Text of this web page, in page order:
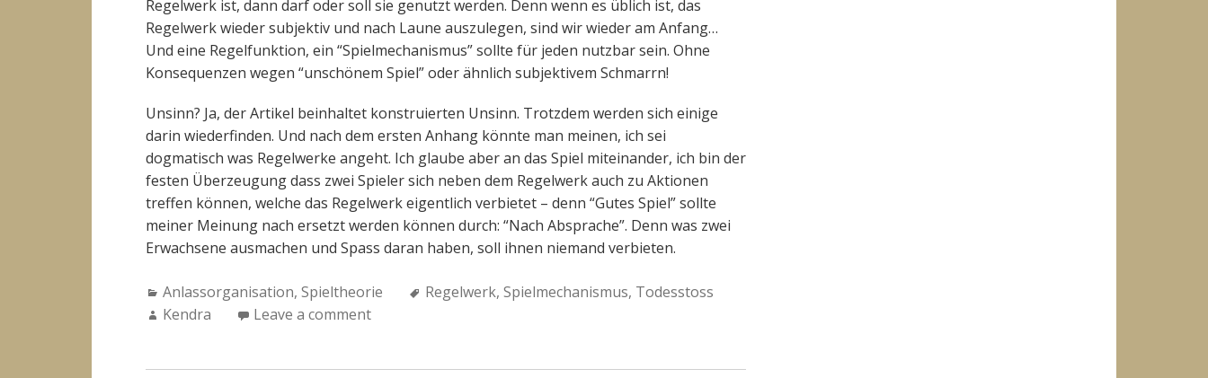
Regelwerk ist, dann darf oder soll sie genutzt werden. Denn wenn es üblich ist, das
Regelwerk wieder subjektiv und nach Laune auszulegen, sind wir wieder am Anfang…
Und eine Regelfunktion, ein “Spielmechanismus” sollte für jeden nutzbar sein. Ohne
Konsequenzen wegen “unschönem Spiel” oder ähnlich subjektivem Schmarrn!
Unsinn? Ja, der Artikel beinhaltet konstruierten Unsinn. Trotzdem werden sich einige
darin wiederfinden. Und nach dem ersten Anhang könnte man meinen, ich sei
dogmatisch was Regelwerke angeht. Ich glaube aber an das Spiel miteinander, ich bin der
festen Überzeugung dass zwei Spieler sich neben dem Regelwerk auch zu Aktionen
treffen können, welche das Regelwerk eigentlich verbietet – denn “Gutes Spiel” sollte
meiner Meinung nach ersetzt werden können durch: “Nach Absprache”. Denn was zwei
Erwachsene ausmachen und Spass daran haben, soll ihnen niemand verbieten.
Categories:
Anlassorganisation, Spieltheorie Tags:
Regelwerk, Spielmechanismus, Todesstoss
Author:
Kendra Leave a comment